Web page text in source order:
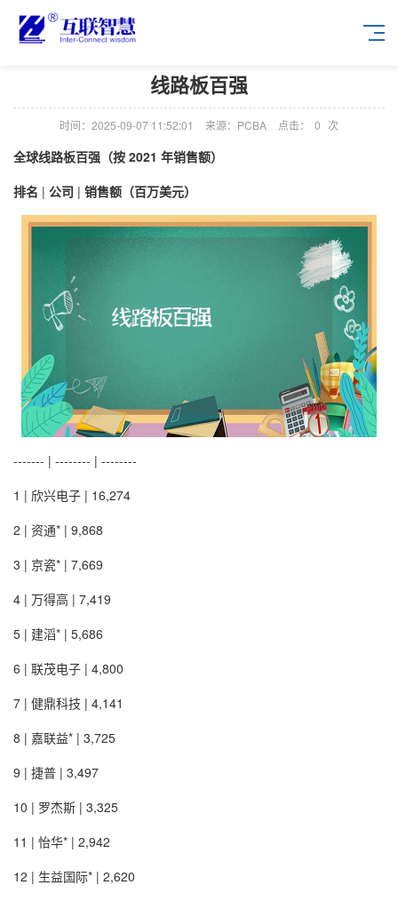
线路板百强
时间：2025-09-07 11:52:01 来源：PCBA 点击： 0 次
全球线路板百强（按 2021 年销售额）
排名 | 公司 | 销售额（百万美元）
------- | -------- | --------
1 | 欣兴电子 | 16,274
2 | 资通* | 9,868
3 | 京瓷* | 7,669
4 | 万得高 | 7,419
5 | 建滔* | 5,686
6 | 联茂电子 | 4,800
7 | 健鼎科技 | 4,141
8 | 嘉联益* | 3,725
9 | 捷普 | 3,497
10 | 罗杰斯 | 3,325
11 | 怡华* | 2,942
12 | 生益国际* | 2,620